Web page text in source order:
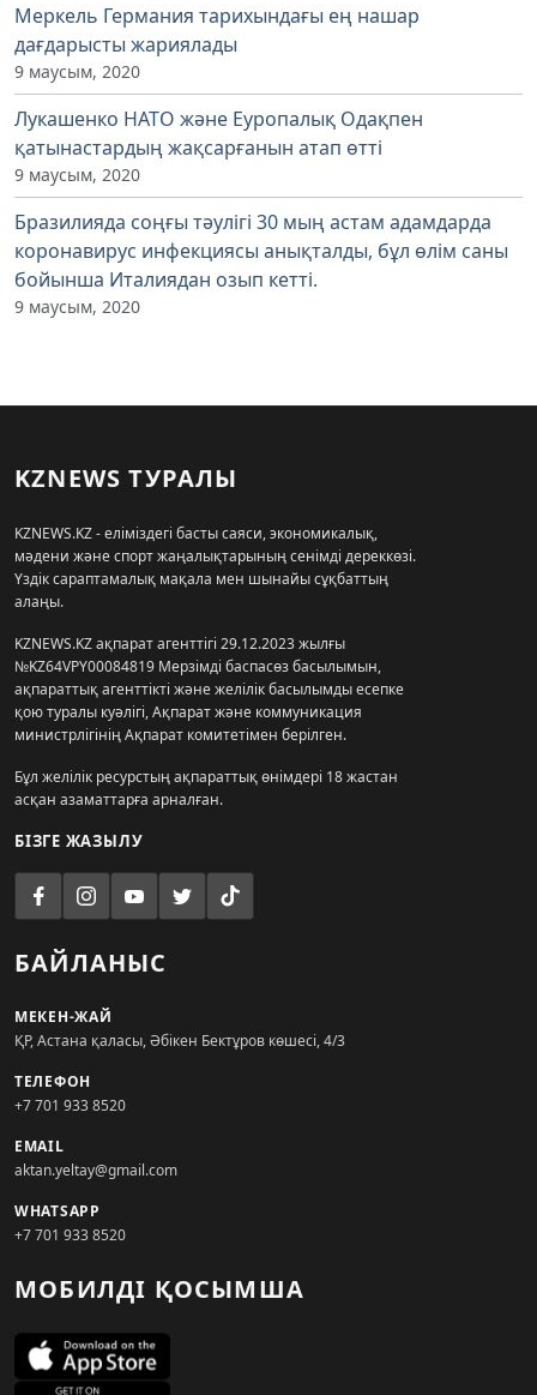
Меркель Германия тарихындағы ең нашар
дағдарысты жариялады
9 маусым, 2020
Лукашенко НАТО және Еуропалық Одақпен
қатынастардың жақсарғанын атап өтті
9 маусым, 2020
Бразилияда соңғы тәулігі 30 мың астам адамдарда
коронавирус инфекциясы анықталды, бұл өлім саны
бойынша Италиядан озып кетті.
9 маусым, 2020
KZNEWS ТУРАЛЫ
KZNEWS.KZ - еліміздегі басты саяси, экономикалық,
мәдени және спорт жаңалықтарының сенімді дереккөзі.
Үздік сараптамалық мақала мен шынайы сұқбаттың
алаңы.
KZNEWS.KZ ақпарат агенттігі 29.12.2023 жылғы
№KZ64VPY00084819 Мерзімді баспасөз басылымын,
ақпараттық агенттікті және желілік басылымды есепке
қою туралы куәлігі, Ақпарат және коммуникация
министрлігінің Ақпарат комитетімен берілген.
Бұл желілік ресурстың ақпараттық өнімдері 18 жастан
асқан азаматтарға арналған.
БІЗГЕ ЖАЗЫЛУ
БАЙЛАНЫС
МЕКЕН-ЖАЙ
ҚР, Астана қаласы, Әбікен Бектұров көшесі, 4/3
ТЕЛЕФОН
+7 701 933 8520
EMAIL
aktan.yeltay@gmail.com
WHATSAPP
+7 701 933 8520
МОБИЛДІ ҚОСЫМША